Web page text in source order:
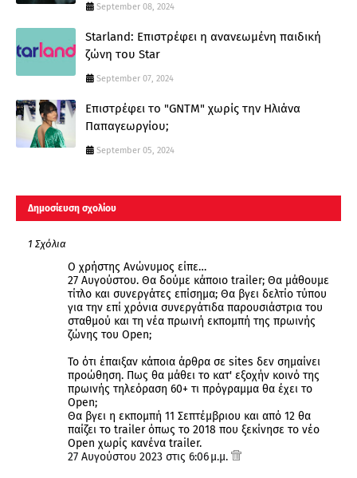
September 08, 2024
Starland: Επιστρέφει η ανανεωμένη παιδική
ζώνη του Star
September 07, 2024
Επιστρέφει το "GNTM" χωρίς την Ηλιάνα
Παπαγεωργίου;
September 05, 2024
Δημοσίευση σχολίου
1 Σχόλια
Ο χρήστης Ανώνυμος είπε…
27 Αυγούστου. Θα δούμε κάποιο trailer; Θα μάθουμε
τίτλο και συνεργάτες επίσημα; Θα βγει δελτίο τύπου
για την επί χρόνια συνεργάτιδα παρουσιάστρια του
σταθμού και τη νέα πρωινή εκπομπή της πρωινής
ζώνης του Open;
Το ότι έπαιξαν κάποια άρθρα σε sites δεν σημαίνει
προώθηση. Πως θα μάθει το κατ' εξοχήν κοινό της
πρωινής τηλεόραση 60+ τι πρόγραμμα θα έχει το
Open;
Θα βγει η εκπομπή 11 Σεπτέμβριου και από 12 θα
παίζει το trailer όπως το 2018 που ξεκίνησε το νέο
Open χωρίς κανένα trailer.
27 Αυγούστου 2023 στις 6:06 μ.μ.